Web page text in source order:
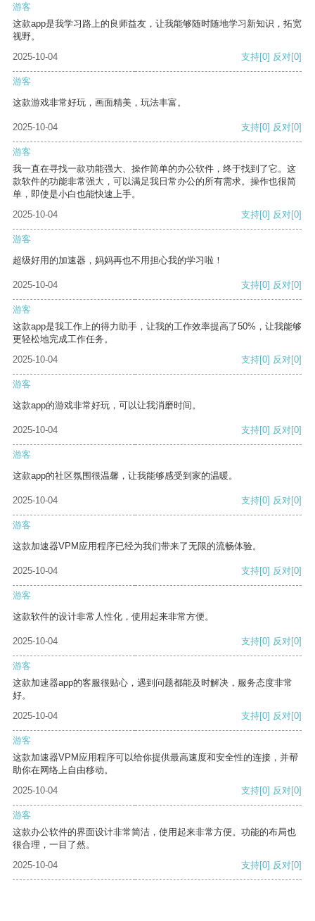
游客
这款app是我学习路上的良师益友，让我能够随时随地学习新知识，拓宽
视野。
2025-10-04
支持[0] 反对[0]
游客
这款游戏非常好玩，画面精美，玩法丰富。
2025-10-04 支持[0] 反对[0]
游客
我一直在寻找一款功能强大、操作简单的办公软件，终于找到了它。这
款软件的功能非常强大，可以满足我日常办公的所有需求。操作也很简
单，即使是小白也能快速上手。
2025-10-04
支持[0] 反对[0]
游客
超级好用的加速器，妈妈再也不用担心我的学习啦！
2025-10-04 支持[0] 反对[0]
游客
这款app是我工作上的得力助手，让我的工作效率提高了50%，让我能够
更轻松地完成工作任务。
2025-10-04
支持[0] 反对[0]
游客
这款app的游戏非常好玩，可以让我消磨时间。
2025-10-04 支持[0] 反对[0]
游客
这款app的社区氛围很温馨，让我能够感受到家的温暖。
2025-10-04 支持[0] 反对[0]
游客
这款加速器VPM应用程序已经为我们带来了无限的流畅体验。
2025-10-04 支持[0] 反对[0]
游客
这款软件的设计非常人性化，使用起来非常方便。
2025-10-04 支持[0] 反对[0]
游客
这款加速器app的客服很贴心，遇到问题都能及时解决，服务态度非常
好。
2025-10-04
支持[0] 反对[0]
游客
这款加速器VPM应用程序可以给你提供最高速度和安全性的连接，并帮
助你在网络上自由移动。
2025-10-04
支持[0] 反对[0]
游客
这款办公软件的界面设计非常简洁，使用起来非常方便。功能的布局也
很合理，一目了然。
2025-10-04
支持[0] 反对[0]